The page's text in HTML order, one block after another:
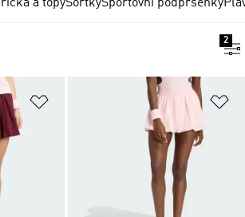
Trička a topyŠortkySportovní podprsenky
2
Přidat do seznamu přání